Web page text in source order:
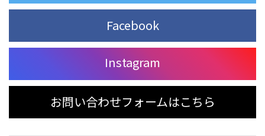
Facebook
Instagram
お問い合わせフォームはこちら